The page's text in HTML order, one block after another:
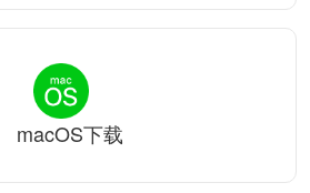
macOS下载